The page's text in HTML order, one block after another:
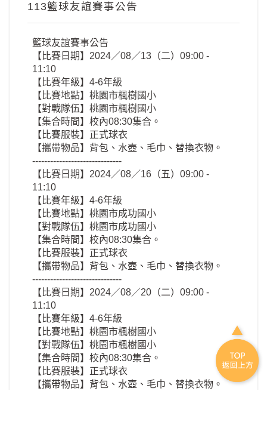
113籃球友誼賽事公告
籃球友誼賽事公告
【比賽日期】2024／08／13（二）09:00 -
11:10
【比賽年級】4-6年級
【比賽地點】桃園市楓樹國小
【對戰隊伍】桃園市楓樹國小
【集合時間】校內08:30集合。
【比賽服裝】正式球衣
【攜帶物品】背包、水壺、毛巾、替換衣物。
------------------------------
【比賽日期】2024／08／16（五）09:00 -
11:10
【比賽年級】4-6年級
【比賽地點】桃園市成功國小
【對戰隊伍】桃園市成功國小
【集合時間】校內08:30集合。
【比賽服裝】正式球衣
【攜帶物品】背包、水壺、毛巾、替換衣物。
------------------------------
【比賽日期】2024／08／20（二）09:00 -
11:10
【比賽年級】4-6年級
【比賽地點】桃園市楓樹國小
【對戰隊伍】桃園市楓樹國小
【集合時間】校內08:30集合。
【比賽服裝】正式球衣
【攜帶物品】背包、水壺、毛巾、替換衣物。